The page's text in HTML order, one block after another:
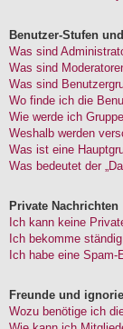
Benutzer-Stufen
Was sind
Was sind
Was sind
Wo finde ich die
Wie werde ich
Weshalb werden
Was ist eine
Was bedeutet der
Private Nachrichten
Ich kann keine
Ich bekomme
Ich habe eine
Freunde und
Wozu benötige ich